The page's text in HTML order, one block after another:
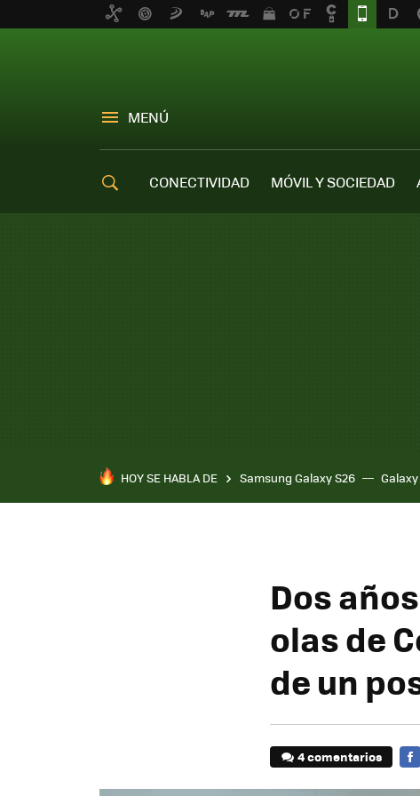
MENÚ
CONECTIVIDAD MÓVIL Y SOCIEDAD
HOY SE HABLA DE Samsung Galaxy S26
Dos
olas de
de un
4 comentarios